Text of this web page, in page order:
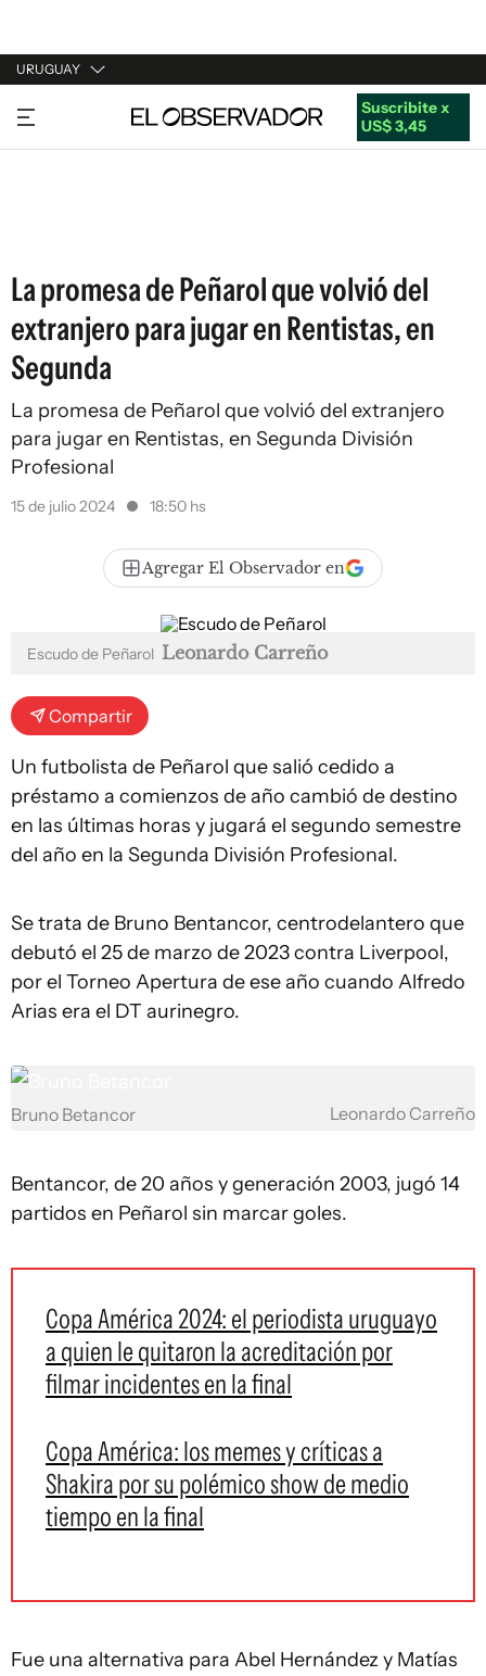
URUGUAY
URUGUAY
ARGENTINA
Suscribite x
US$ 3,45
La promesa de Peñarol que volvió del
extranjero para jugar en Rentistas, en
Segunda
La promesa de Peñarol que volvió del extranjero
para jugar en Rentistas, en Segunda División
Profesional
15 de julio 2024 18:50 hs
Agregar El Observador en
Escudo de Peñarol Leonardo Carreño
Compartir
Un futbolista de Peñarol que salió cedido a
préstamo a comienzos de año cambió de destino
en las últimas horas y jugará el segundo semestre
del año en la Segunda División Profesional.
Se trata de Bruno Bentancor, centrodelantero que
debutó el 25 de marzo de 2023 contra Liverpool,
por el Torneo Apertura de ese año cuando Alfredo
Arias era el DT aurinegro.
Bruno Betancor Leonardo Carreño
Bentancor, de 20 años y generación 2003, jugó 14
partidos en Peñarol sin marcar goles.
Copa América 2024: el periodista uruguayo
a quien le quitaron la acreditación por
filmar incidentes en la final
Copa América: los memes y críticas a
Shakira por su polémico show de medio
tiempo en la final
Fue una alternativa para Abel Hernández y Matías